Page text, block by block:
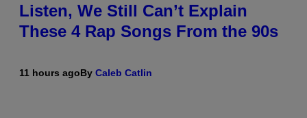
Listen, We Still Can’t Explain
These 4 Rap Songs From the 90s
11 hours agoBy Caleb Catlin